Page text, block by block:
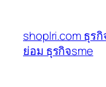
เนื้อหา
shoplri.com ธุร
ย่อม ธุรกิจsme